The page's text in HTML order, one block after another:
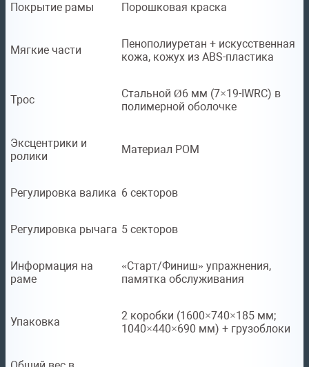
Покрытие рамы Порошковая краска
Мягкие части
Пенополиуретан + искусственная
кожа, кожух из ABS-пластика
Трос
Стальной Ø6 мм (7×19-IWRC) в
полимерной оболочке
Эксцентрики и
ролики
Материал POM
Регулировка валика 6 секторов
Регулировка рычага 5 секторов
Информация на
раме
«Старт/Финиш» упражнения,
памятка обслуживания
Упаковка
2 коробки (1600×740×185 мм;
1040×440×690 мм) + грузоблоки